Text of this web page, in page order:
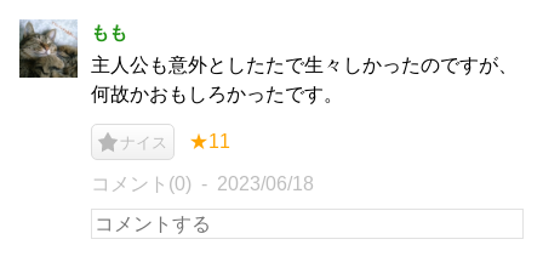
もも
主人公も意外としたたで生々しかったのですが、
何故かおもしろかったです。
ナイス ★11
コメント(0) 2023/06/18